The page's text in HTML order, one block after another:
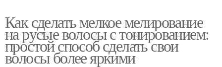
Как сделать мелкое мелирование
на русые волосы с тонированием:
простой способ сделать свои
волосы более яркими